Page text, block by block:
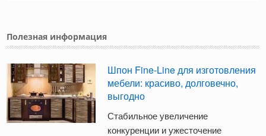
Полезная информация
Шпон Fine-Line для изготовления
мебели: красиво, долговечно,
выгодно
Стабильное увеличение
конкуренции и ужесточение